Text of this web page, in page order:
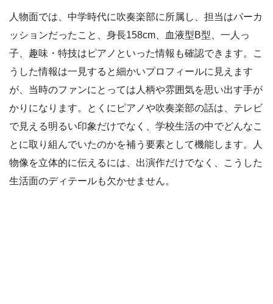
人物面では、中学時代に吹奏楽部に所属し、担当はパーカ
ッションだったこと、身長158cm、血液型B型、一人っ
子、趣味・特技はピアノといった情報も確認できます。こ
うした情報は一見すると細かいプロフィールに見えます
が、当時のファンにとっては人柄や雰囲気を思い出す手が
かりになります。とくにピアノや吹奏楽部の話は、テレビ
で見える明るい印象だけでなく、学校生活の中でどんなこ
とに取り組んでいたのかを補う要素として機能します。人
物像を立体的に伝えるには、出演作だけでなく、こうした
生活面のディテールも欠かせません。